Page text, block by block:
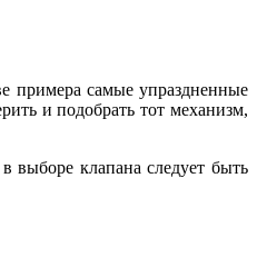
примера самые упраздненные
и подобрать тот механизм,
выборе клапана следует быть